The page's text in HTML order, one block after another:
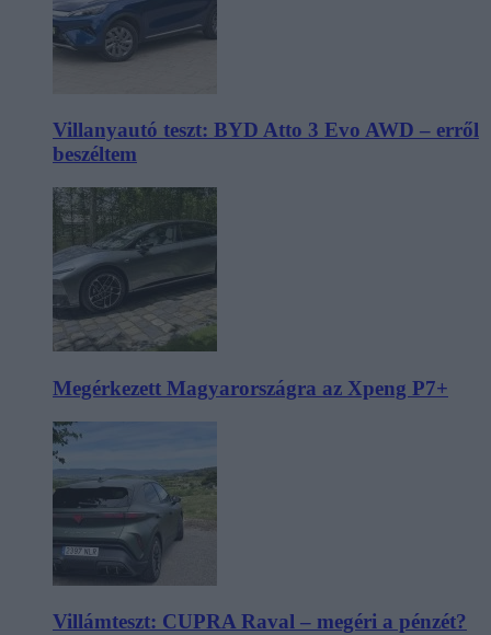
Villanyautó teszt: BYD Atto 3 Evo AWD – erről
beszéltem
Megérkezett Magyarországra az Xpeng P7+
Villámteszt: CUPRA Raval – megéri a pénzét?